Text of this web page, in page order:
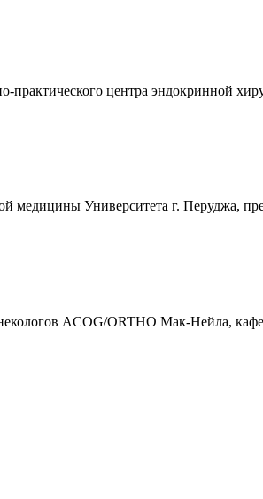
практического центра эндокринной
медицины Университета г. Перуджа,
ACOG/ORTHO Мак-Нейла,